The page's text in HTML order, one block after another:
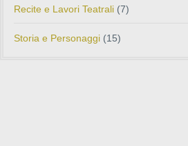
Recite e Lavori Teatrali (7)
Storia e Personaggi (15)